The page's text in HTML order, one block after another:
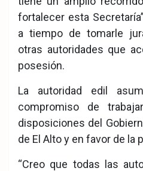
fortalecer esta
a tiempo de tomarle
otras autoridades que
posesión.
La autoridad edil
compromiso de
disposiciones del
de El Alto y en favor de la
“Creo que todas las